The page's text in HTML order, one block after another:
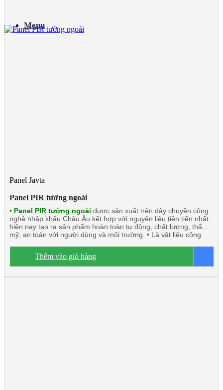
Menu
Panel Javta
Panel PIR tường ngoài
• Panel PIR tường ngoài được sản xuất trên dây chuyền công
nghệ nhập khẩu Châu Âu kết hợp với nguyên liệu tiên tiến nhất
hiện nay tạo ra sản phẩm hoàn toàn tự động, chất lượng, thẩm
mỹ, an toàn với người dùng và môi trường. • Là vật liệu công
cách nhiệt đạt tiêu chuẩn TCVN 9311-8:2012: EI15 ÷ EI45 •
Panel PIR tường ngoài rất chắc chắn và nhẹ. Có khả năng cách
Thêm vào giỏ hàng